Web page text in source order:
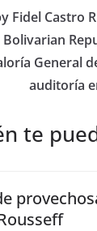
Fidel Castro
General
auditoría
te